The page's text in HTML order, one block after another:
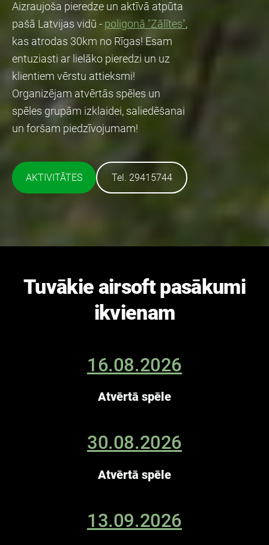
Aizraujoša pieredze un aktīvā atpūta
pašā Latvijas vidū - poligonā "Zālītes",
kas atrodas 30km no Rīgas! Esam
entuziasti ar lielāko pieredzi un uz
klientiem vērstu attieksmi!
Organizējam atvērtās spēles un
spēles grupām izklaidei, saliedēšanai
un foršam piedzīvojumam!
​AKTIVITĀTES​ ​Tel. 29415744​
Tuvākie airsoft pasākumi
ikvienam
16.08.2026
Atvērtā spēle
30.08.2026
Atvērtā spēle
13.09.2026